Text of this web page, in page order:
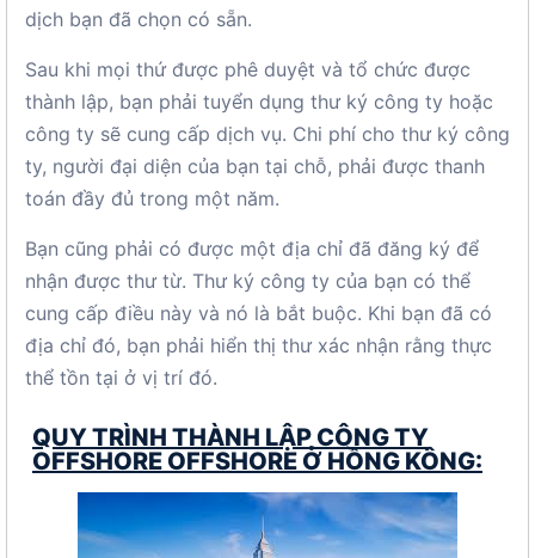
dịch bạn đã chọn có sẵn.
Sau khi mọi thứ được phê duyệt và tổ chức được
thành lập, bạn phải tuyển dụng thư ký công ty hoặc
công ty sẽ cung cấp dịch vụ. Chi phí cho thư ký công
ty, người đại diện của bạn tại chỗ, phải được thanh
toán đầy đủ trong một năm.
Bạn cũng phải có được một địa chỉ đã đăng ký để
nhận được thư từ. Thư ký công ty của bạn có thể
cung cấp điều này và nó là bắt buộc. Khi bạn đã có
địa chỉ đó, bạn phải hiển thị thư xác nhận rằng thực
thể tồn tại ở vị trí đó.
QUY TRÌNH THÀNH LẬP CÔNG TY
OFFSHORE OFFSHORE Ở HỒNG KÔNG: